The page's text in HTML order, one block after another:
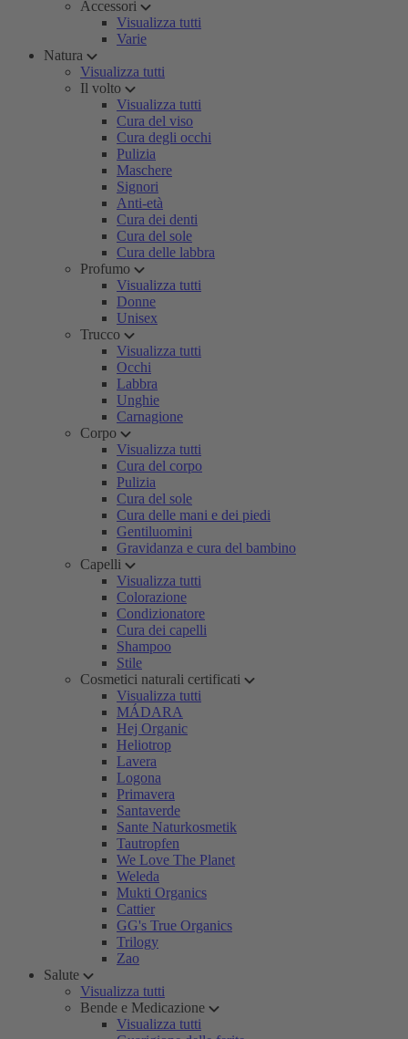
Accessori
Visualizza tutti
Varie
Natura
Visualizza tutti
Il volto
Visualizza tutti
Cura del viso
Cura degli occhi
Pulizia
Maschere
Signori
Anti-età
Cura dei denti
Cura del sole
Cura delle labbra
Profumo
Visualizza tutti
Donne
Unisex
Trucco
Visualizza tutti
Occhi
Labbra
Unghie
Carnagione
Corpo
Visualizza tutti
Cura del corpo
Pulizia
Cura del sole
Cura delle mani e dei piedi
Gentiluomini
Gravidanza e cura del bambino
Capelli
Visualizza tutti
Colorazione
Condizionatore
Cura dei capelli
Shampoo
Stile
Cosmetici naturali certificati
Visualizza tutti
MÁDARA
Hej Organic
Heliotrop
Lavera
Logona
Primavera
Santaverde
Sante Naturkosmetik
Tautropfen
We Love The Planet
Weleda
Mukti Organics
Cattier
GG's True Organics
Trilogy
Zao
Salute
Visualizza tutti
Bende e Medicazione
Visualizza tutti